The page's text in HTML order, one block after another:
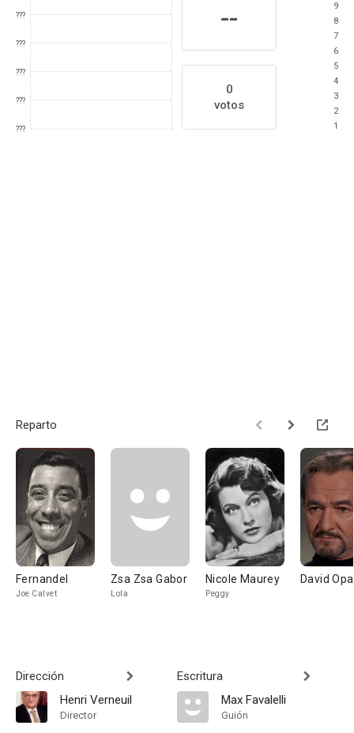
???
???
???
???
???
--
0
votos
9
8
7
6
5
4
3
2
1
Reparto
Fernandel
Joe Calvet
Zsa Zsa Gabor
Lola
Nicole Maurey
Peggy
David
Dirección
Henri Verneuil
Director
Escritura
Max Favalelli
Guión